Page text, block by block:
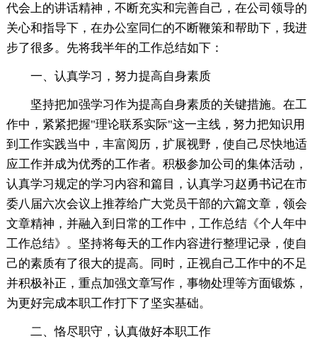
代会上的讲话精神，不断充实和完善自己，在公司领导的
关心和指导下，在办公室同仁的不断鞭策和帮助下，我进
步了很多。先将我半年的工作总结如下：
一、认真学习，努力提高自身素质
坚持把加强学习作为提高自身素质的关键措施。在工
作中，紧紧把握"理论联系实际"这一主线，努力把知识用
到工作实践当中，丰富阅历，扩展视野，使自己尽快地适
应工作并成为优秀的工作者。积极参加公司的集体活动，
认真学习规定的学习内容和篇目，认真学习赵勇书记在市
委八届六次会议上推荐给广大党员干部的六篇文章，领会
文章精神，并融入到日常的工作中，工作总结《个人年中
工作总结》。坚持将每天的工作内容进行整理记录，使自
己的素质有了很大的提高。同时，正视自己工作中的不足
并积极补正，重点加强文章写作，事物处理等方面锻炼，
为更好完成本职工作打下了坚实基础。
二、恪尽职守，认真做好本职工作